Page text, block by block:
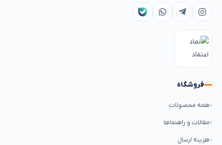
فروشگاه
همه محصولات
مقالات و راهنماها
هزینه ارسال